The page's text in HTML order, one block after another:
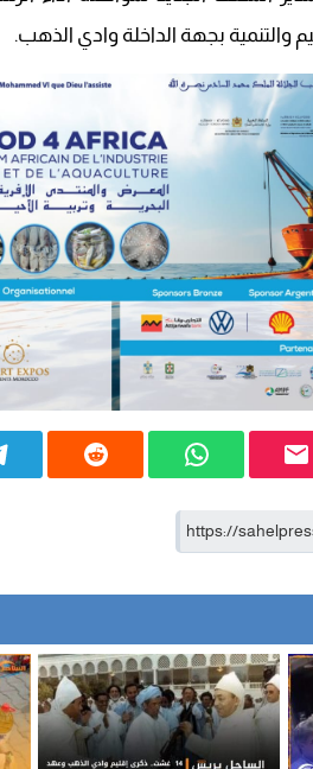
والتنمية بجهة الداخلة وادي الذهب.